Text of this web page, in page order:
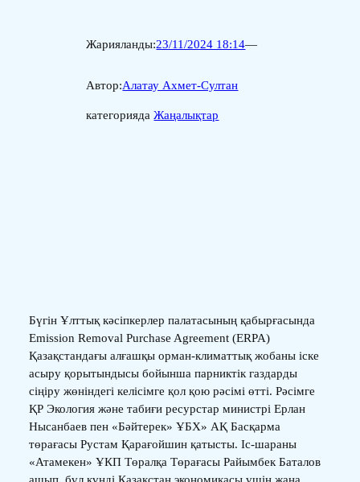
Жарияланды:23/11/2024 18:14—
Автор:Алатау Ахмет-Султан
категориядаЖаңалықтар
Бүгін Ұлттық кәсіпкерлер палатасының қабырғасында
Emission Removal Purchase Agreement (ERPA)
Қазақстандағы алғашқы орман-климаттық жобаны іске
асыру қорытындысы бойынша парниктік газдарды
сіңіру жөніндегі келісімге қол қою рәсімі өтті. Рәсімге
ҚР Экология және табиғи ресурстар министрі Ерлан
Нысанбаев пен «Бәйтерек» ҰБХ» АҚ Басқарма
төрағасы Рустам Қарағойшин қатысты. Іс-шараны
«Атамекен» ҰКП Төралқа Төрағасы Райымбек Баталов